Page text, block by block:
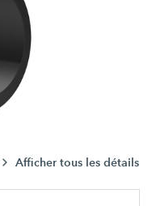
Afficher tous les détails